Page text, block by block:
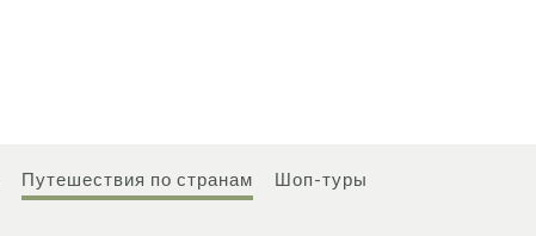
Путешествия по странам Шоп-туры